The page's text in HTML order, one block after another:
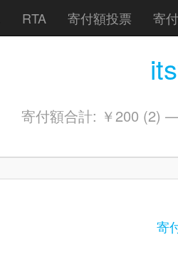
RTA 寄付額投票 寄
寄付額合計: ￥200 (2)
寄